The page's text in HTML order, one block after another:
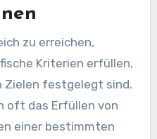
zu erreichen,
Kriterien erfüllen,
Zielen festgelegt sind.
oft das Erfüllen von
einer bestimmten